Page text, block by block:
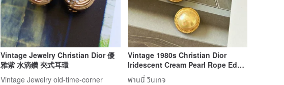
Vintage Jewelry Christian Dior 優
雅紫 水滴鑽 夾式耳環
Vintage Jewelry old-time-corner
Vintage 1980s Christian Dior
Iridescent Cream Pearl Rope Edge
Clip Earring
ฟานนี่ วินเทจ